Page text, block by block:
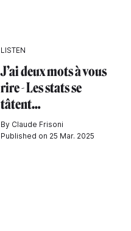
LISTEN
J’ai deux mots à vous
rire - Les stats se
tâtent…
By Claude Frisoni
Published on 25 Mar. 2025